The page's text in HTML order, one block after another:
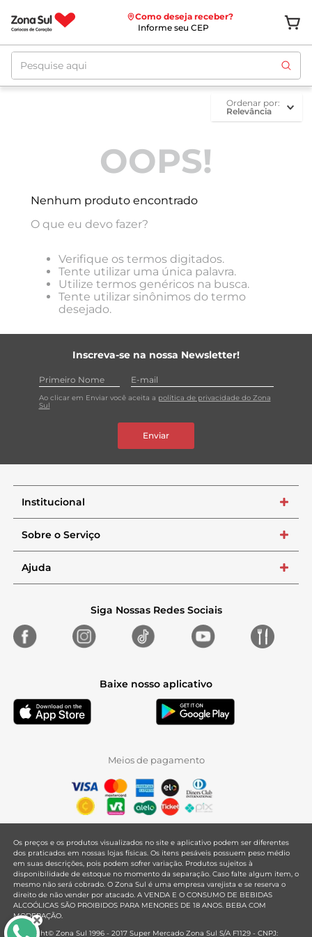
Como deseja receber?
Informe seu CEP
Pesquise aqui
ordenar por
Relevância
OOPS!
Nenhum produto encontrado
O que eu devo fazer?
Verifique os termos digitados.
Tente utilizar uma única palavra.
Utilize termos genéricos na busca.
Tente utilizar sinônimos do termo
desejado.
Inscreva-se na nossa Newsletter!
Ao clicar em Enviar você aceita a política de privacidade do Zona
Sul
Enviar
Institucional +
Sobre o Serviço +
Ajuda +
Siga Nossas Redes Sociais
Baixe nosso aplicativo
Meios de pagamento
Os preços e os produtos visualizados no site e aplicativo podem ser diferentes
dos praticados em nossas lojas físicas. Os itens pesáveis possuem peso médio
em suas descrições, pois podem sofrer variação. Produtos sujeitos à
disponibilidade de estoque no momento da separação. Caso falte algum item, o
mesmo não será cobrado. O Zona Sul é uma empresa varejista e se reserva o
direito de não vender por atacado. A VENDA E O CONSUMO DE BEBIDAS
ALCOÓLICAS SÃO PROIBIDOS PARA MENORES DE 18 ANOS. BEBA COM
MODERAÇÃO.
Copyright© Zona Sul 1996 - 2017 Super Mercado Zona Sul S/A F1129 - CNPJ: